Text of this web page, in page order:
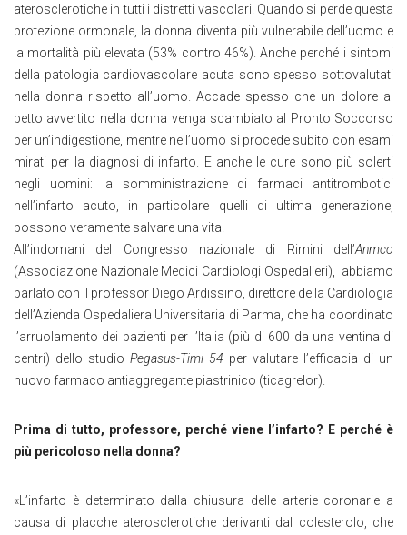
aterosclerotiche in tutti i distretti vascolari. Quando si perde questa
protezione ormonale, la donna diventa più vulnerabile dell’uomo e
la mortalità più elevata (53% contro 46%). Anche perché i sintomi
della patologia cardiovascolare acuta sono spesso sottovalutati
nella donna rispetto all’uomo. Accade spesso che un dolore al
petto avvertito nella donna venga scambiato al Pronto Soccorso
per un’indigestione, mentre nell’uomo si procede subito con esami
mirati per la diagnosi di infarto. E anche le cure sono più solerti
negli uomini: la somministrazione di farmaci antitrombotici
nell’infarto acuto, in particolare quelli di ultima generazione,
possono veramente salvare una vita.
All’indomani del Congresso nazionale di Rimini dell’Anmco
(Associazione Nazionale Medici Cardiologi Ospedalieri), abbiamo
parlato con il professor Diego Ardissino, direttore della Cardiologia
dell’Azienda Ospedaliera Universitaria di Parma, che ha coordinato
l’arruolamento dei pazienti per l’Italia (più di 600 da una ventina di
centri) dello studio Pegasus-Timi 54 per valutare l’efficacia di un
nuovo farmaco antiaggregante piastrinico (ticagrelor).
Prima di tutto, professore, perché viene l’infarto? E perché è
più pericoloso nella donna?
«L’infarto è determinato dalla chiusura delle arterie coronarie a
causa di placche aterosclerotiche derivanti dal colesterolo, che